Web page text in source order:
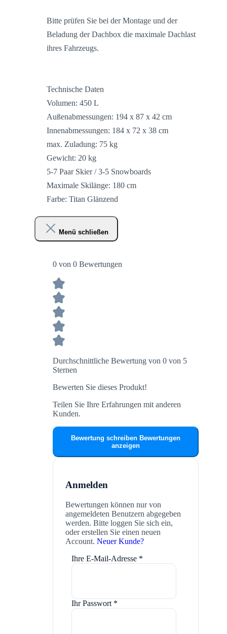
Bitte prüfen Sie bei der Montage und der
Beladung der Dachbox die maximale Dachlast
ihres Fahrzeugs.
Technische Daten
Volumen: 450 L
Außenabmessungen: 194 x 87 x 42 cm
Innenabmessungen: 184 x 72 x 38 cm
max. Zuladung: 75 kg
Gewicht: 20 kg
5-7 Paar Skier / 3-5 Snowboards
Maximale Skilänge: 180 cm
Farbe: Titan Glänzend
Menü schließen
0 von 0 Bewertungen
Durchschnittliche Bewertung von 0 von 5
Sternen
Bewerten Sie dieses Produkt!
Teilen Sie Ihre Erfahrungen mit anderen
Kunden.
Bewertung schreiben Bewertungen
anzeigen
Anmelden
Bewertungen können nur von
angemeldeten Benutzern abgegeben
werden. Bitte loggen Sie sich ein,
oder erstellen Sie einen neuen
Account. Neuer Kunde?
Ihre E-Mail-Adresse *
Ihr Passwort *